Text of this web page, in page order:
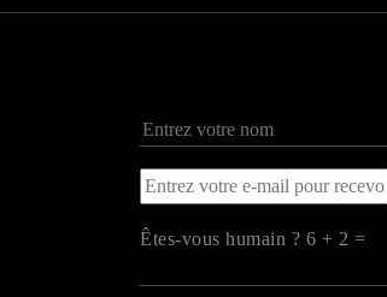
Êtes-vous humain ? 6 + 2 =